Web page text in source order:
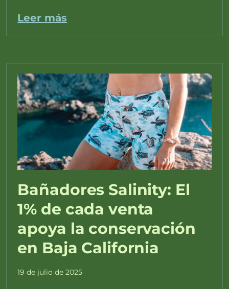
Leer más
Bañadores Salinity: El
1% de cada venta
apoya la conservación
en Baja California
19 de julio de 2025